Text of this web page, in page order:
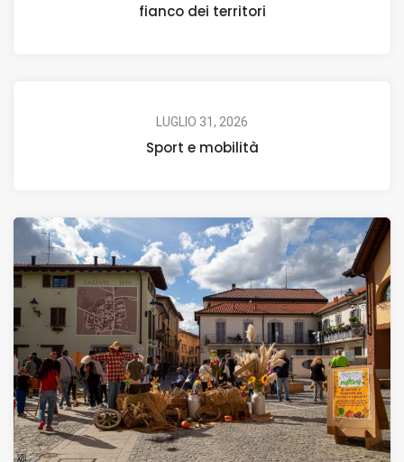
fianco dei territori
LUGLIO 31, 2026
Sport e mobilità